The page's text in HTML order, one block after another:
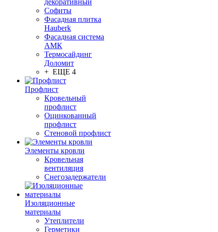
декоративный
Софиты
Фасадная плитка
Hauberk
Фасадная система
АМК
Термосайдинг
Доломит
+ ЕЩЕ 4
Профлист
Кровельный
профлист
Оцинкованный
профлист
Стеновой профлист
Элементы кровли
Кровельная
вентиляция
Снегозадержатели
Изоляционные
материалы
Утеплители
Герметики